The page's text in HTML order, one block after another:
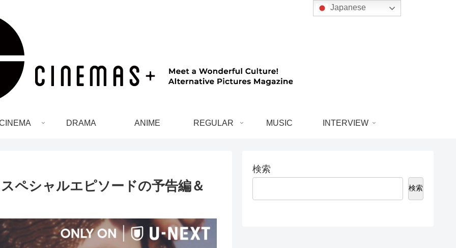
DRAMA ANIME REGULAR MUSIC INTERVIEW
ペシャルエピソードの予告編＆
検索
検索
Japanese